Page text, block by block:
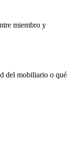
miembro y
del mobiliario o qué